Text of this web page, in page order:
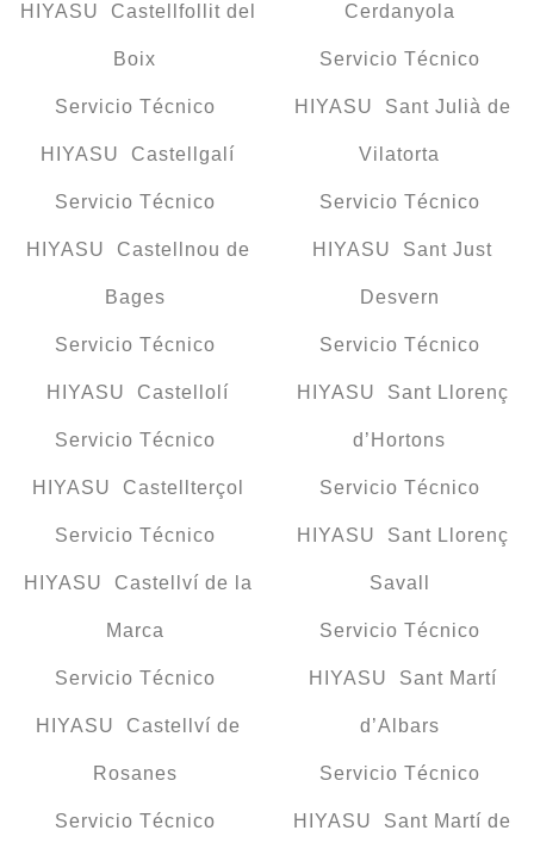
HIYASU Castellfollit del
Boix
Servicio Técnico
HIYASU Castellgalí
Servicio Técnico
HIYASU Castellnou de
Bages
Servicio Técnico
HIYASU Castellolí
Servicio Técnico
HIYASU Castellterçol
Servicio Técnico
HIYASU Castellví de la
Marca
Servicio Técnico
HIYASU Castellví de
Rosanes
Servicio Técnico
Cerdanyola
Servicio Técnico
HIYASU Sant Julià de
Vilatorta
Servicio Técnico
HIYASU Sant Just
Desvern
Servicio Técnico
HIYASU Sant Llorenç
d’Hortons
Servicio Técnico
HIYASU Sant Llorenç
Savall
Servicio Técnico
HIYASU Sant Martí
d’Albars
Servicio Técnico
HIYASU Sant Martí de